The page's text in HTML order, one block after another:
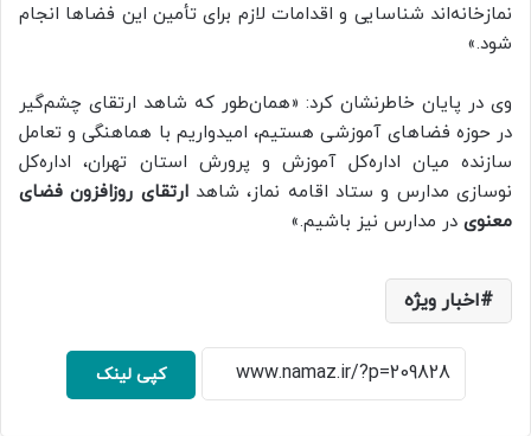
نمازخانه‌اند شناسایی و اقدامات لازم برای تأمین این فضاها انجام
شود.»
وی در پایان خاطرنشان کرد: «همان‌طور که شاهد ارتقای چشم‌گیر
در حوزه فضاهای آموزشی هستیم، امیدواریم با هماهنگی و تعامل
سازنده میان اداره‌کل آموزش و پرورش استان تهران، اداره‌کل
نوسازی مدارس و ستاد اقامه نماز، شاهدارتقای روزافزون فضای
معنوی در مدارس نیز باشیم.»
اخبار ویژه
کپی لینک